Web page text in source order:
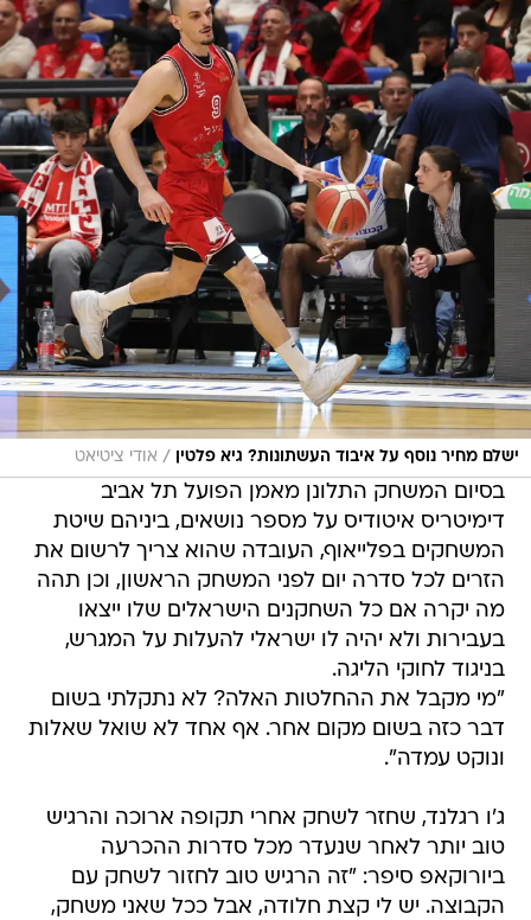
ישלם מחיר נוסף על איבוד העשתונות? גיא פלטין / אודי ציטיאט
בסיום המשחק התלונן מאמן הפועל תל אביב
דימיטריס איטודיס על מספר נושאים, ביניהם שיטת
המשחקים בפלייאוף, העובדה שהוא צריך לרשום את
הזרים לכל סדרה יום לפני המשחק הראשון, וכן תהה
מה יקרה אם כל השחקנים הישראלים שלו ייצאו
בעבירות ולא יהיה לו ישראלי להעלות על המגרש,
בניגוד לחוקי הליגה.
"מי מקבל את ההחלטות האלה? לא נתקלתי בשום
דבר כזה בשום מקום אחר. אף אחד לא שואל שאלות
ונוקט עמדה".
ג'ו רגלנד, שחזר לשחק אחרי תקופה ארוכה והרגיש
טוב יותר לאחר שנעדר מכל סדרות ההכרעה
ביורוקאפ סיפר: "זה הרגיש טוב לחזור לשחק עם
הקבוצה. יש לי קצת חלודה, אבל ככל שאני משחק,